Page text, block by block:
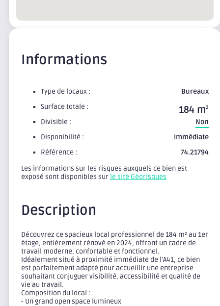
Informations
Type de locaux :
Bureaux
Surface totale :
184 m2
Divisible :
Non
Disponibilité :
Immédiate
Référence :
74.21794
Les informations sur les risques auxquels ce bien est
exposé sont disponibles sur le site Géorisques
Description
Découvrez ce spacieux local professionnel de 184 m² au 1er
étage, entièrement rénové en 2024, offrant un cadre de
travail moderne, confortable et fonctionnel.
Idéalement situé à proximité immédiate de l'A41, ce bien
est parfaitement adapté pour accueillir une entreprise
souhaitant conjuguer visibilité, accessibilité et qualité de
vie au travail.
Composition du local :
- Un grand open space lumineux